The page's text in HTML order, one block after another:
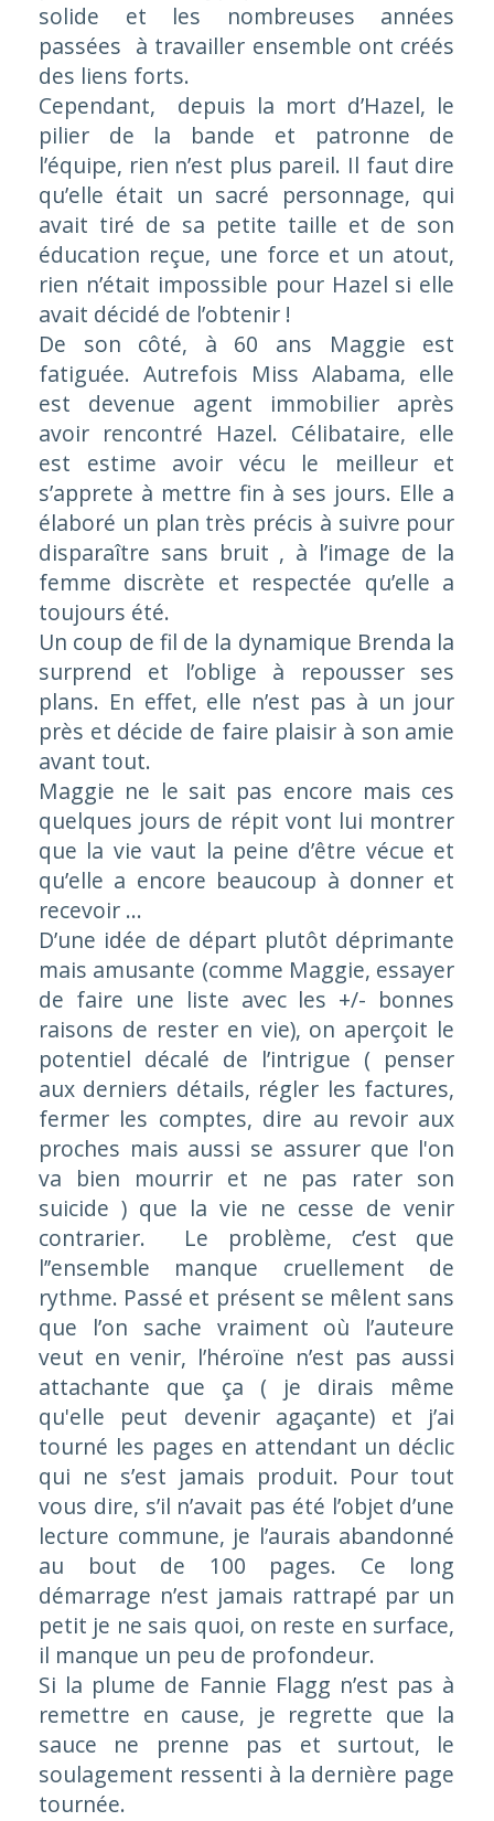
solide et les nombreuses années
passées à travailler ensemble ont créés
des liens forts.
Cependant, depuis la mort d’Hazel, le
pilier de la bande et patronne de
l’équipe, rien n’est plus pareil. Il faut dire
qu’elle était un sacré personnage, qui
avait tiré de sa petite taille et de son
éducation reçue, une force et un atout,
rien n’était impossible pour Hazel si elle
avait décidé de l’obtenir !
De son côté, à 60 ans Maggie est
fatiguée. Autrefois Miss Alabama, elle
est devenue agent immobilier après
avoir rencontré Hazel. Célibataire, elle
est estime avoir vécu le meilleur et
s’apprete à mettre fin à ses jours. Elle a
élaboré un plan très précis à suivre pour
disparaître sans bruit , à l’image de la
femme discrète et respectée qu’elle a
toujours été.
Un coup de fil de la dynamique Brenda la
surprend et l’oblige à repousser ses
plans. En effet, elle n’est pas à un jour
près et décide de faire plaisir à son amie
avant tout.
Maggie ne le sait pas encore mais ces
quelques jours de répit vont lui montrer
que la vie vaut la peine d’être vécue et
qu’elle a encore beaucoup à donner et
recevoir …
D’une idée de départ plutôt déprimante
mais amusante (comme Maggie, essayer
de faire une liste avec les +/- bonnes
raisons de rester en vie), on aperçoit le
potentiel décalé de l’intrigue ( penser
aux derniers détails, régler les factures,
fermer les comptes, dire au revoir aux
proches mais aussi se assurer que l'on
va bien mourrir et ne pas rater son
suicide ) que la vie ne cesse de venir
contrarier. Le problème, c’est que
l’’ensemble manque cruellement de
rythme. Passé et présent se mêlent sans
que l’on sache vraiment où l’auteure
veut en venir, l’héroïne n’est pas aussi
attachante que ça ( je dirais même
qu'elle peut devenir agaçante) et j’ai
tourné les pages en attendant un déclic
qui ne s’est jamais produit. Pour tout
vous dire, s’il n’avait pas été l’objet d’une
lecture commune, je l’aurais abandonné
au bout de 100 pages. Ce long
démarrage n’est jamais rattrapé par un
petit je ne sais quoi, on reste en surface,
il manque un peu de profondeur.
Si la plume de Fannie Flagg n’est pas à
remettre en cause, je regrette que la
sauce ne prenne pas et surtout, le
soulagement ressenti à la dernière page
tournée.